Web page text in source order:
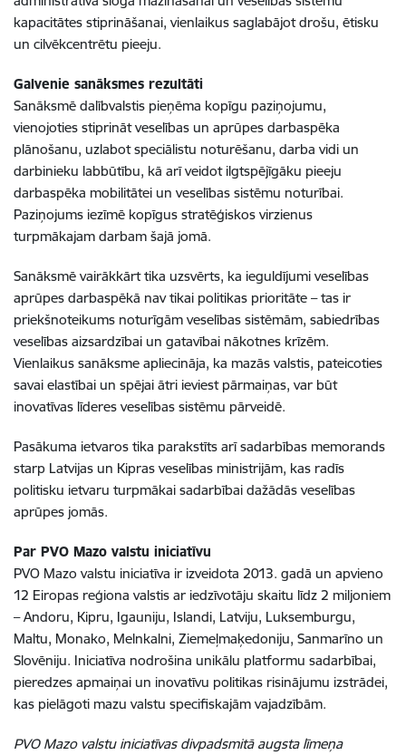
kapacitātes stiprināšanai, vienlaikus saglabājot drošu, ētisku
un cilvēkcentrētu pieeju.
Galvenie sanāksmes rezultāti
Sanāksmē dalībvalstis pieņēma kopīgu paziņojumu,
vienojoties stiprināt veselības un aprūpes darbaspēka
plānošanu, uzlabot speciālistu noturēšanu, darba vidi un
darbinieku labbūtību, kā arī veidot ilgtspējīgāku pieeju
darbaspēka mobilitātei un veselības sistēmu noturībai.
Paziņojums iezīmē kopīgus stratēģiskos virzienus
turpmākajam darbam šajā jomā.
Sanāksmē vairākkārt tika uzsvērts, ka ieguldījumi veselības
aprūpes darbaspēkā nav tikai politikas prioritāte – tas ir
priekšnoteikums noturīgām veselības sistēmām, sabiedrības
veselības aizsardzībai un gatavībai nākotnes krīzēm.
Vienlaikus sanāksme apliecināja, ka mazās valstis, pateicoties
savai elastībai un spējai ātri ieviest pārmaiņas, var būt
inovatīvas līderes veselības sistēmu pārveidē.
Pasākuma ietvaros tika parakstīts arī sadarbības memorands
starp Latvijas un Kipras veselības ministrijām, kas radīs
politisku ietvaru turpmākai sadarbībai dažādās veselības
aprūpes jomās.
Par PVO Mazo valstu iniciatīvu
PVO Mazo valstu iniciatīva ir izveidota 2013. gadā un apvieno
12 Eiropas reģiona valstis ar iedzīvotāju skaitu līdz 2 miljoniem
– Andoru, Kipru, Igauniju, Islandi, Latviju, Luksemburgu,
Maltu, Monako, Melnkalni, Ziemeļmaķedoniju, Sanmarīno un
Slovēniju. Iniciatīva nodrošina unikālu platformu sadarbībai,
pieredzes apmaiņai un inovatīvu politikas risinājumu izstrādei,
kas pielāgoti mazu valstu specifiskajām vajadzībām.
PVO Mazo valstu iniciatīvas divpadsmitā augsta līmeņa